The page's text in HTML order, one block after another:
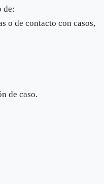
de:
o de contacto con casos,
de caso.